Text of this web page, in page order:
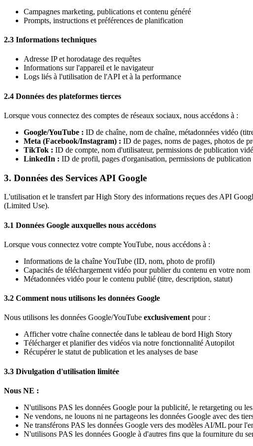
Campagnes marketing, publications et contenu généré
Prompts, instructions et préférences de planification
2.3 Informations techniques
Adresse IP et horodatage des requêtes
Informations sur l'appareil et le navigateur
Logs liés à l'utilisation de l'API et à la performance
2.4 Données des plateformes tierces
Lorsque vous connectez des comptes de réseaux sociaux, nous accédons à :
Google/YouTube : ID de chaîne, nom de chaîne, métadonnées vidéo
Meta (Facebook/Instagram) : ID de pages, noms de pages, photos de
TikTok : ID de compte, nom d'utilisateur, permissions de publication
LinkedIn : ID de profil, pages d'organisation, permissions de publication
3. Données des Services API Google
L'utilisation et le transfert par High Story des informations reçues des API
(Limited Use).
3.1 Données Google auxquelles nous accédons
Lorsque vous connectez votre compte YouTube, nous accédons à :
Informations de la chaîne YouTube (ID, nom, photo de profil)
Capacités de téléchargement vidéo pour publier du contenu en votre nom
Métadonnées vidéo pour le contenu publié (titre, description, statut)
3.2 Comment nous utilisons les données Google
Nous utilisons les données Google/YouTube exclusivement pour :
Afficher votre chaîne connectée dans le tableau de bord High Story
Télécharger et planifier des vidéos via notre fonctionnalité Autopilot
Récupérer le statut de publication et les analyses de base
3.3 Divulgation d'utilisation limitée
Nous NE :
N'utilisons PAS les données Google pour la publicité, le retargeting ou
Ne vendons, ne louons ni ne partageons les données Google avec des
Ne transférons PAS les données Google vers des modèles AI/ML pour
N'utilisons PAS les données Google à d'autres fins que la fourniture du